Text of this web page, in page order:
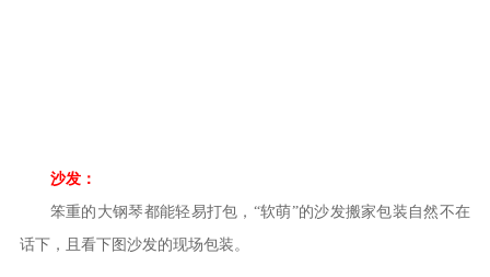
沙发：
笨重的大钢琴都能轻易打包，“软萌”的沙发搬家包装自然不在
话下，且看下图沙发的现场包装。